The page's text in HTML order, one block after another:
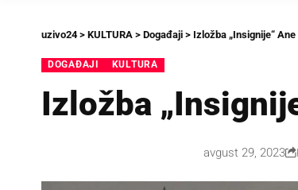
uzivo24> KULTURA > Događaji > Izložba „Insignije“
DOGAĐAJI KULTURA
Izložba
avgust 29, 2023